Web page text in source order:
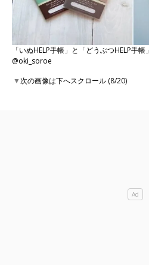
「いぬHELP手帳」と「どうぶつHELP手帳」
@oki_soroe
▼次の画像は下へスクロール (8/20)